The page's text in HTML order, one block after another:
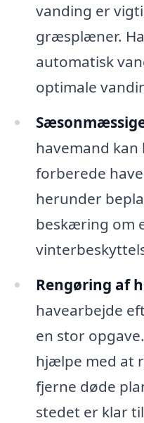
vanding er
græsplæner.
automatisk
optimale
havemand
forberede
herunder
beskæring om
Rengøring af
havearbejde
en stor
hjælpe med at
fjerne døde
stedet er klar